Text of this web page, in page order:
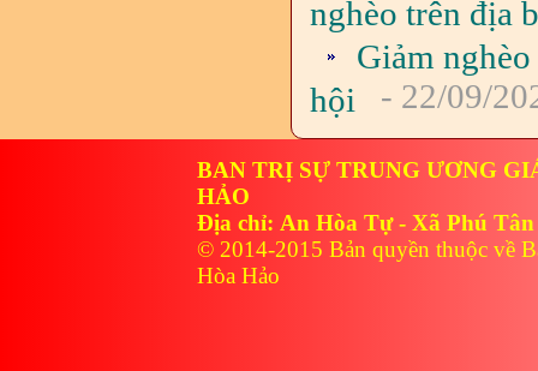
nghèo trên địa
Giảm
hội
- 22/09/
BAN TRỊ SỰ TRUNG ƯƠNG
HẢO
Địa chỉ: An Hòa Tự - Xã Phú
© 2014-2015 Bản quyền thuộc về
Hòa Hảo